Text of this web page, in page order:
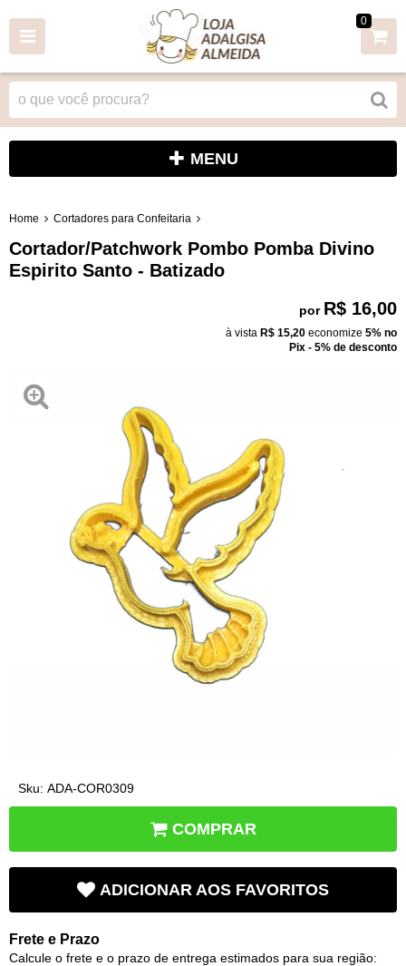
0
MENU
Home Cortadores para Confeitaria
Cortador/Patchwork Pombo Pomba Divino
Espirito Santo - Batizado
por R$ 16,00
à vista R$ 15,20 economize 5% no
Pix - 5% de desconto
Sku: ADA-COR0309
COMPRAR
ADICIONAR AOS FAVORITOS
Frete e Prazo
Calcule o frete e o prazo de entrega estimados para sua região: